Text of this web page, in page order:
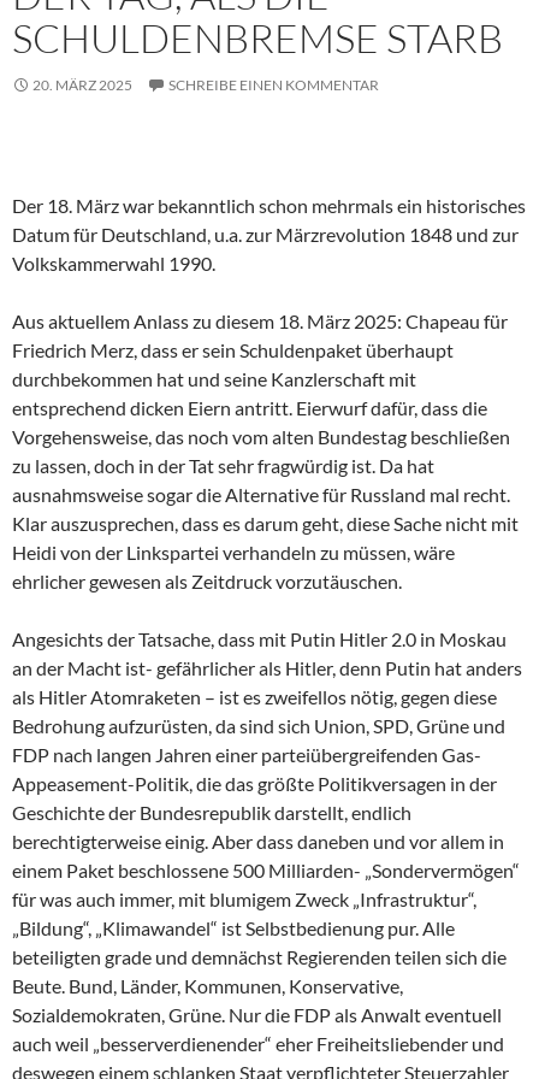
SCHULDENBREMSE STARB
20. MÄRZ 2025 SCHREIBE EINEN KOMMENTAR
Der 18. März war bekanntlich schon mehrmals ein historisches
Datum für Deutschland, u.a. zur Märzrevolution 1848 und zur
Volkskammerwahl 1990.
Aus aktuellem Anlass zu diesem 18. März 2025: Chapeau für
Friedrich Merz, dass er sein Schuldenpaket überhaupt
durchbekommen hat und seine Kanzlerschaft mit
entsprechend dicken Eiern antritt. Eierwurf dafür, dass die
Vorgehensweise, das noch vom alten Bundestag beschließen
zu lassen, doch in der Tat sehr fragwürdig ist. Da hat
ausnahmsweise sogar die Alternative für Russland mal recht.
Klar auszusprechen, dass es darum geht, diese Sache nicht mit
Heidi von der Linkspartei verhandeln zu müssen, wäre
ehrlicher gewesen als Zeitdruck vorzutäuschen.
Angesichts der Tatsache, dass mit Putin Hitler 2.0 in Moskau
an der Macht ist- gefährlicher als Hitler, denn Putin hat anders
als Hitler Atomraketen – ist es zweifellos nötig, gegen diese
Bedrohung aufzurüsten, da sind sich Union, SPD, Grüne und
FDP nach langen Jahren einer parteiübergreifenden Gas-
Appeasement-Politik, die das größte Politikversagen in der
Geschichte der Bundesrepublik darstellt, endlich
berechtigterweise einig. Aber dass daneben und vor allem in
einem Paket beschlossene 500 Milliarden- „Sondervermögen“
für was auch immer, mit blumigem Zweck „Infrastruktur“,
„Bildung“, „Klimawandel“ ist Selbstbedienung pur. Alle
beteiligten grade und demnächst Regierenden teilen sich die
Beute. Bund, Länder, Kommunen, Konservative,
Sozialdemokraten, Grüne. Nur die FDP als Anwalt eventuell
auch weil „besserverdienender“ eher Freiheitsliebender und
deswegen einem schlanken Staat verpflichteter Steuerzahler